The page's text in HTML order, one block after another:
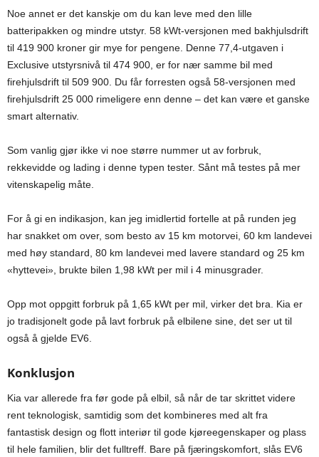
Noe annet er det kanskje om du kan leve med den lille
batteripakken og mindre utstyr. 58 kWt-versjonen med bakhjulsdrift
til 419 900 kroner gir mye for pengene. Denne 77,4-utgaven i
Exclusive utstyrsnivå til 474 900, er for nær samme bil med
firehjulsdrift til 509 900. Du får forresten også 58-versjonen med
firehjulsdrift 25 000 rimeligere enn denne – det kan være et ganske
smart alternativ.
Som vanlig gjør ikke vi noe større nummer ut av forbruk,
rekkevidde og lading i denne typen tester. Sånt må testes på mer
vitenskapelig måte.
For å gi en indikasjon, kan jeg imidlertid fortelle at på runden jeg
har snakket om over, som besto av 15 km motorvei, 60 km landevei
med høy standard, 80 km landevei med lavere standard og 25 km
«hyttevei», brukte bilen 1,98 kWt per mil i 4 minusgrader.
Opp mot oppgitt forbruk på 1,65 kWt per mil, virker det bra. Kia er
jo tradisjonelt gode på lavt forbruk på elbilene sine, det ser ut til
også å gjelde EV6.
Konklusjon
Kia var allerede fra før gode på elbil, så når de tar skrittet videre
rent teknologisk, samtidig som det kombineres med alt fra
fantastisk design og flott interiør til gode kjøreegenskaper og plass
til hele familien, blir det fulltreff. Bare på fjæringskomfort, slås EV6